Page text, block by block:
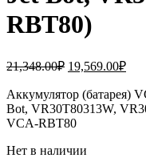
RBT80)
21,348.00₽
составляла
21,348.00₽.
19,569.00₽
Аккумулятор (батарея)
Bot, VR30T80313W,
VCA-RBT80
Нет в наличии